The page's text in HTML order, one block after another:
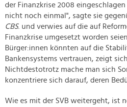
der Finanzkrise 2008
nicht noch einmal", sagte sie
CBS. und verwies auf die auf
Finanzkrise umgesetzt worden
Bürger:innen könnten auf die
Bankensystems vertrauen, zeigt
Nichtdestotrotz mache man sich
konzentriere sich darauf, deren
Wie es mit der SVB weitergeht, ist